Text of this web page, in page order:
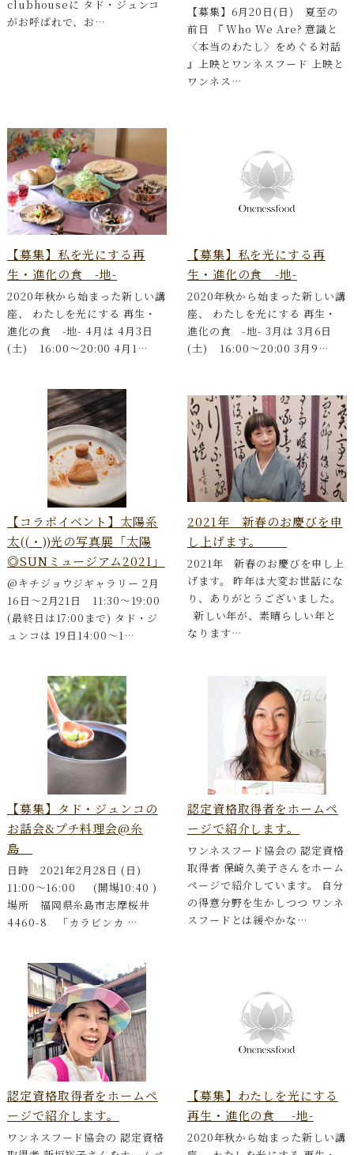
clubhouseに タド・ジュンコ
がお呼ばれで、お…
【募集】6月20日(日) 夏至の
前日 『 Who We Are? 意識と
〈本当のわたし〉をめぐる対話
』上映とワンネスフード 上映と
ワンネス…
【募集】私を光にする再
生・進化の食 -地-
2020年秋から始まった新しい講
座、 わたしを光にする 再生・
進化の食 -地- 4月は 4月3日
(土) 16:00〜20:00 4月1…
【募集】私を光にする再
生・進化の食 -地-
2020年秋から始まった新しい講
座、 わたしを光にする 再生・
進化の食 -地- 3月は 3月6日
(土) 16:00〜20:00 3月9…
【コラボイベント】太陽系
太((・))光の写真展「太陽
◎SUNミュージアム2021」
@キチジョウジギャラリー 2月
16日〜2月21日 11:30〜19:00
(最終日は17:00まで) タド・ジ
ュンコは 19日14:00〜1…
2021年 新春のお慶びを申
し上げます。
2021年 新春のお慶びを申し上
げます。 昨年は大変お世話にな
り、ありがとうございました。
新しい年が、素晴らしい年と
なります…
【募集】タド・ジュンコの
お話会&プチ料理会@糸
島
日時 2021年2月28日 (日)
11:00〜16:00 (開場10:40 )
場所 福岡県糸島市志摩桜井
4460-8 「カラビンカ …
認定資格取得者をホームペ
ージで紹介します。
ワンネスフード協会の 認定資格
取得者 保崎久美子さんをホーム
ページで紹介しています。 自分
の得意分野を生かしつつ ワンネ
スフードとは緩やかな…
認定資格取得者をホームペ
ージで紹介します。
ワンネスフード協会の 認定資格
【募集】わたしを光にする
再生・進化の食 -地-
2020年秋から始まった新しい講